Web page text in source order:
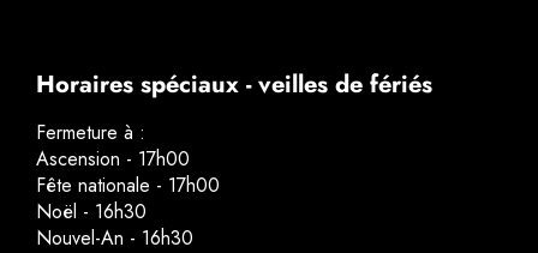
Horaires spéciaux - veilles de fériés
Fermeture à :
Ascension - 17h00
Fête nationale - 17h00
Noël - 16h30
Nouvel-An - 16h30